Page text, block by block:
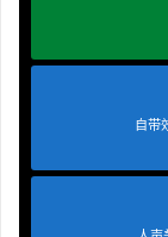
P10
自带